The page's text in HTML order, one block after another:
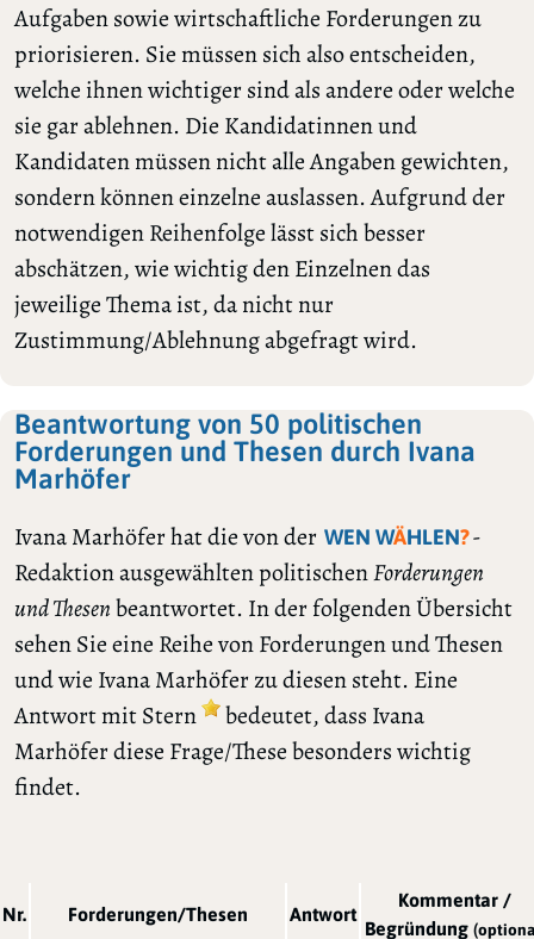
Aufgaben sowie wirtschaftliche Forderungen zu
priorisieren. Sie müssen sich also entscheiden,
welche ihnen wichtiger sind als andere oder welche
sie gar ablehnen. Die Kandidatinnen und
Kandidaten müssen nicht alle Angaben gewichten,
sondern können einzelne auslassen. Aufgrund der
notwendigen Reihenfolge lässt sich besser
abschätzen, wie wichtig den Einzelnen das
jeweilige Thema ist, da nicht nur
Zustimmung/Ablehnung abgefragt wird.
Beantwortung von 50 politischen
Forderungen und Thesen durch Ivana
Marhöfer
Ivana Marhöfer hat die von der WEN WÄHLEN?-
Redaktion ausgewählten politischenForderungen
und Thesenbeantwortet. In der folgenden Übersicht
sehen Sie eine Reihe von Forderungen und Thesen
und wie Ivana Marhöfer zu diesen steht. Eine
Antwort mit Stern
bedeutet, dass Ivana
Marhöfer diese Frage/These besonders wichtig
findet.
Nr. Forderungen/Thesen Antwort
Kommentar /
Begründung